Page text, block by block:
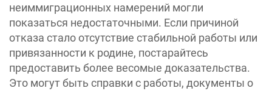
неиммиграционных намерений могли
показаться недостаточными. Если причиной
отказа стало отсутствие стабильной работы или
привязанности к родине, постарайтесь
предоставить более весомые доказательства.
Это могут быть справки с работы, документы о